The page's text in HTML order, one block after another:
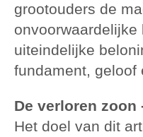
grootouders de
onvoorwaardelijke
uiteindelijke
fundament, geloof
De verloren zoon
Het doel van dit